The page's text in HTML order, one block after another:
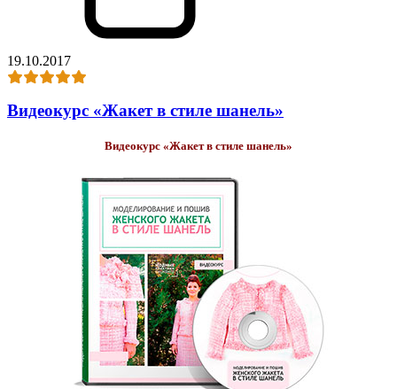
19.10.2017
Видеокурс «Жакет в стиле шанель»
Видеокурс «Жакет в стиле шанель»